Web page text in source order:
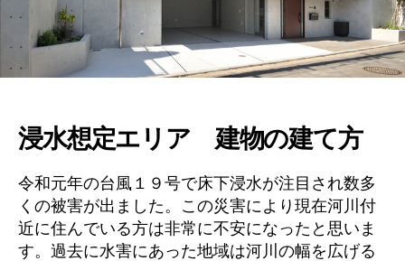
浸水想定エリア 建物の建て方
令和元年の台風１９号で床下浸水が注目され数多
くの被害が出ました。この災害により現在河川付
近に住んでいる方は非常に不安になったと思いま
す。過去に水害にあった地域は河川の幅を広げる